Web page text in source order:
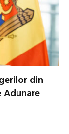
din
Adunare